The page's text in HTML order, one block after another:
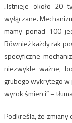
„Istnieje około 20
wyłączane.
mamy ponad 100
Również każdy rak
specyficzne
niezwykle ważne,
grubego wykrytego
wyrok śmierci” –
Podkreśla, że zmiany